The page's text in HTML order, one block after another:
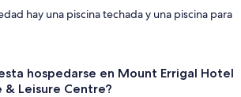
hay una piscina techada y una piscina para
hospedarse en Mount Errigal Hotel
& Leisure Centre?